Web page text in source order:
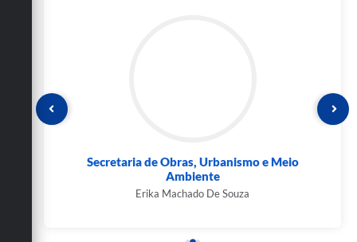
Secretaria de Obras, Urbanismo e Meio
Ambiente
Erika Machado De Souza